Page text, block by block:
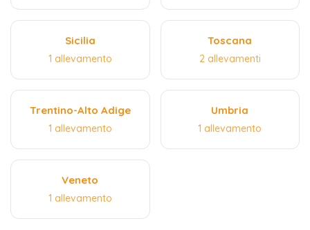
Sicilia
1 allevamento
Toscana
2 allevamenti
Trentino-Alto Adige
1 allevamento
Umbria
1 allevamento
Veneto
1 allevamento